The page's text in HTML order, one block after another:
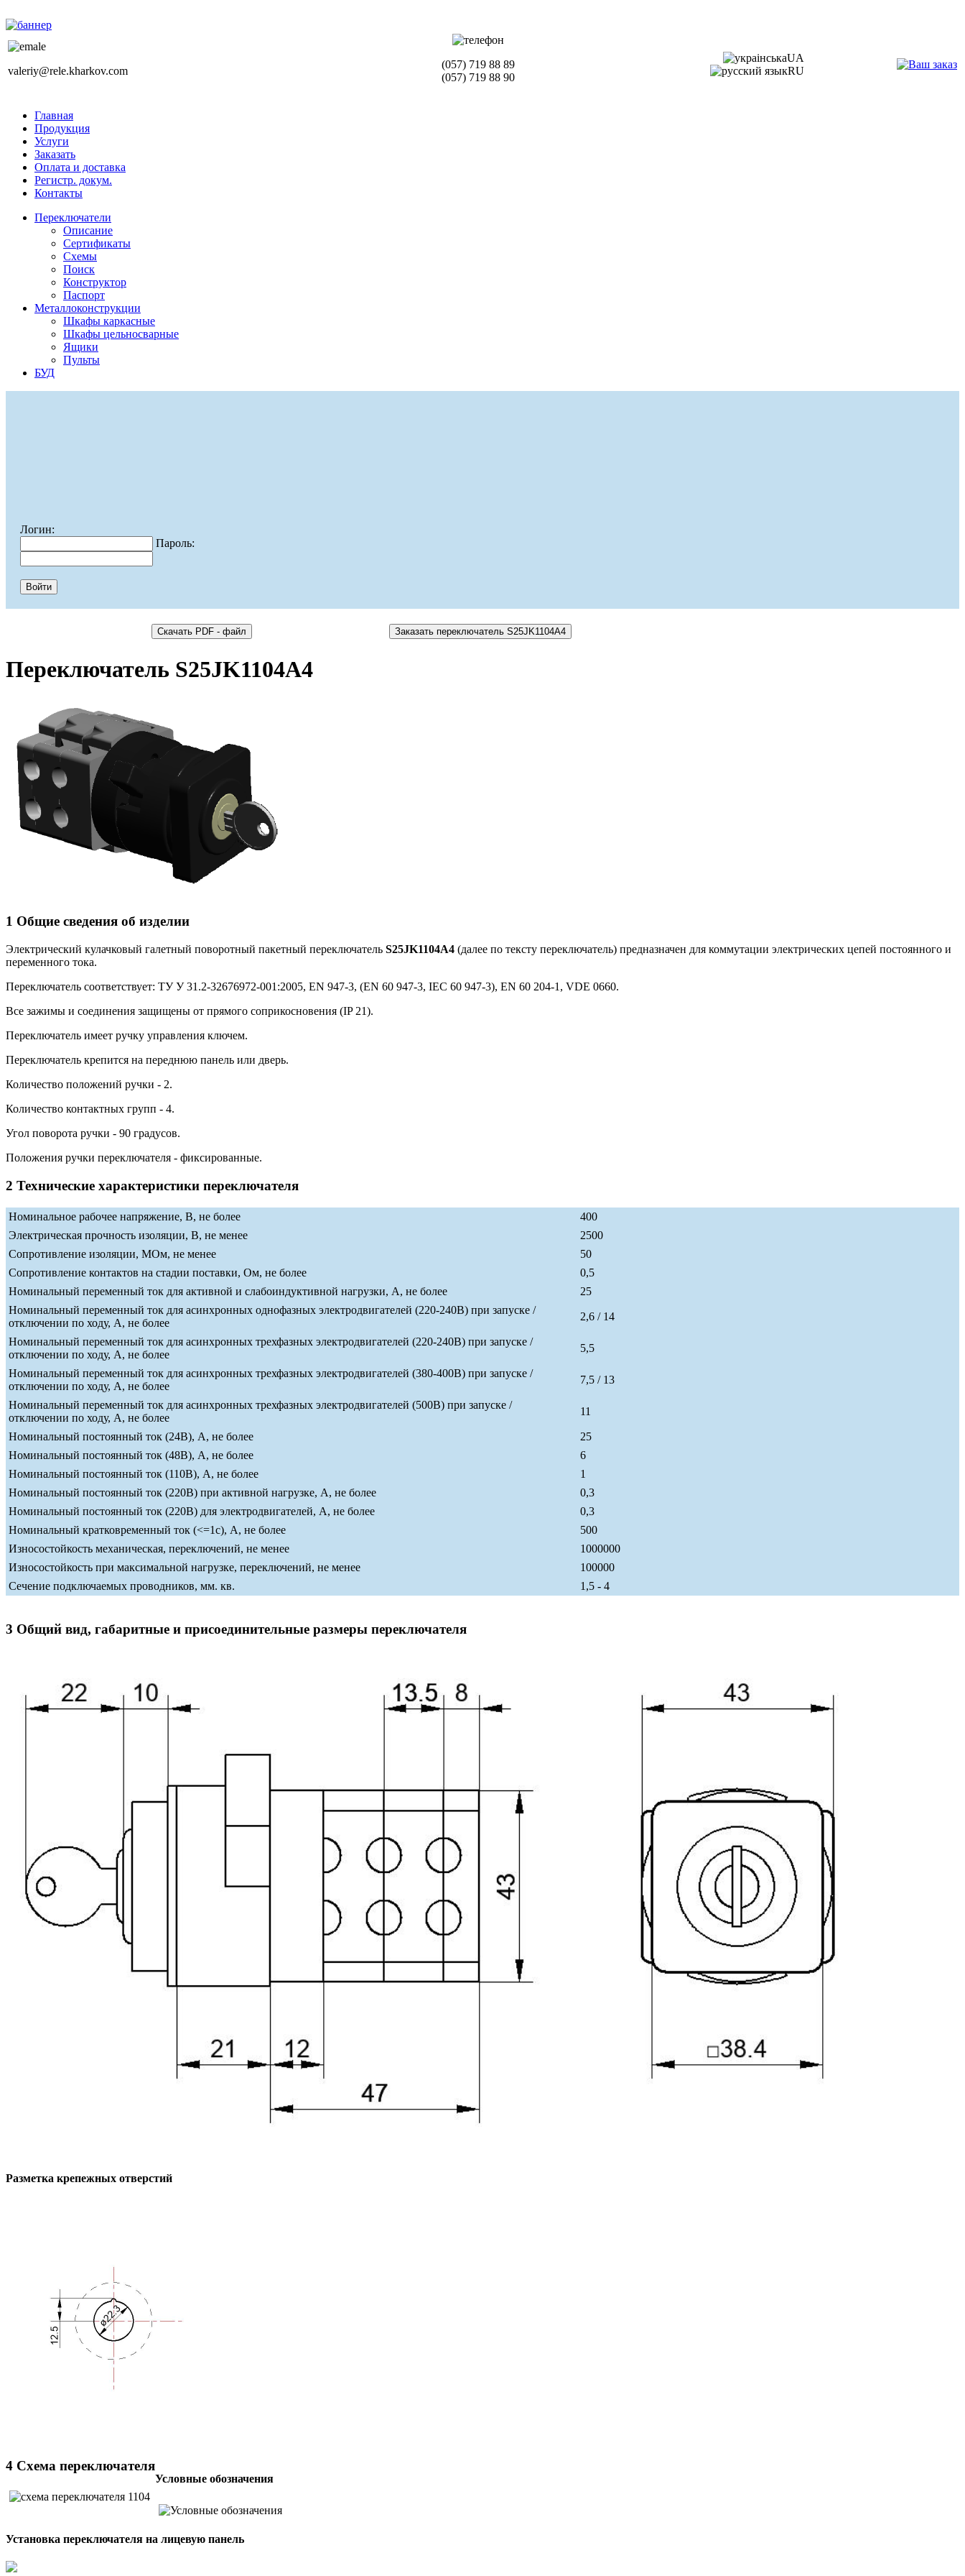
valeriy@rele.kharkov.com
(057) 719 88 89
(057) 719 88 90
UA
RU
Главная
Продукция
Услуги
Заказать
Оплата и доставка
Регистр. докум.
Контакты
Переключатели
Описание
Сертификаты
Схемы
Поиск
Конструктор
Паспорт
Металлоконструкции
Шкафы каркасные
Шкафы цельносварные
Ящики
Пульты
БУД
Логин:
Пароль:
Переключатель S25JK1104A4
1 Общие сведения об изделии
Электрический кулачковый галетный поворотный пакетный переключатель S25JK1104A4 (далее по тексту переключатель) предназначен для коммутации электрических цепей постоянного и
переменного тока.
Переключатель соответствует: ТУ У 31.2-32676972-001:2005, EN 947-3, (EN 60 947-3, IEC 60 947-3), EN 60 204-1, VDE 0660.
Все зажимы и соединения защищены от прямого соприкосновения (IP 21).
Переключатель имеет ручку управления ключем.
Переключатель крепится на переднюю панель или дверь.
Количество положений ручки - 2.
Количество контактных групп - 4.
Угол поворота ручки - 90 градусов.
Положения ручки переключателя - фиксированные.
2 Технические характеристики переключателя
Номинальное рабочее напряжение, В, не более
400
Электрическая прочность изоляции, В, не менее
2500
Сопротивление изоляции, МОм, не менее
50
Сопротивление контактов на стадии поставки, Ом, не более
0,5
Номинальный переменный ток для активной и слабоиндуктивной нагрузки, А, не более
25
Номинальный переменный ток для асинхронных однофазных электродвигателей (220-240В) при запуске /
отключении по ходу, А, не более
2,6 / 14
Номинальный переменный ток для асинхронных трехфазных электродвигателей (220-240В) при запуске /
отключении по ходу, А, не более
5,5
Номинальный переменный ток для асинхронных трехфазных электродвигателей (380-400В) при запуске /
отключении по ходу, А, не более
7,5 / 13
Номинальный переменный ток для асинхронных трехфазных электродвигателей (500В) при запуске /
отключении по ходу, А, не более
11
Номинальный постоянный ток (24В), А, не более
25
Номинальный постоянный ток (48В), А, не более
6
Номинальный постоянный ток (110В), А, не более
1
Номинальный постоянный ток (220В) при активной нагрузке, А, не более
0,3
Номинальный постоянный ток (220В) для электродвигателей, А, не более
0,3
Номинальный кратковременный ток (<=1c), А, не более
500
Износостойкость механическая, переключений, не менее
1000000
Износостойкость при максимальной нагрузке, переключений, не менее
100000
Сечение подключаемых проводников, мм. кв.
1,5 - 4
3 Общий вид, габаритные и присоединительные размеры переключателя
Разметка крепежных отверстий
4 Схема переключателя
Условные обозначения
Установка переключателя на лицевую панель